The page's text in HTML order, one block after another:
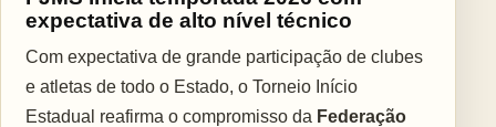
expectativa de alto nível técnico
Com expectativa de grande participação de clubes
e atletas de todo o Estado, o Torneio Início
Estadual reafirma o compromisso da Federação